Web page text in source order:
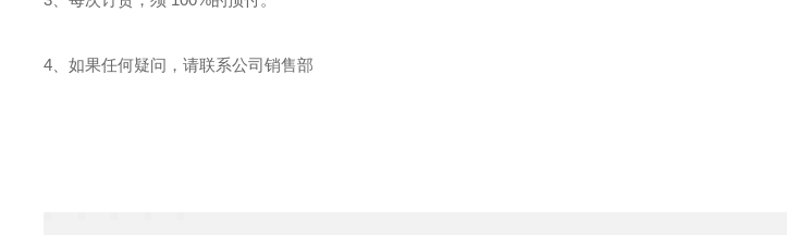
4 、如果任何疑问，请联系公司销售部